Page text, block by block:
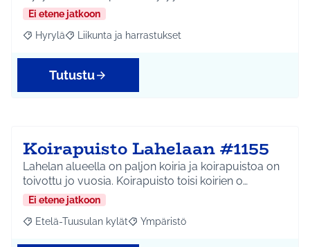
Ei etene jatkoon
Rajaa tulokset aihepiirin mukaan: Hyrylä
Hyrylä Rajaa tulokset teeman mukaan: Liikunta ja
Liikunta ja harrastukset
Tutustu
Koirapuisto Lahelaan #1155
Lahelan alueella on paljon koiria ja koirapuistoa on
toivottu jo vuosia. Koirapuisto toisi koirien o…
Ei etene jatkoon
Rajaa tulokset aihepiirin mukaan: Etelä-Tuusulan kylät
Etelä-Tuusulan kylät Rajaa tulokset teeman mukaan:
Ympäristö